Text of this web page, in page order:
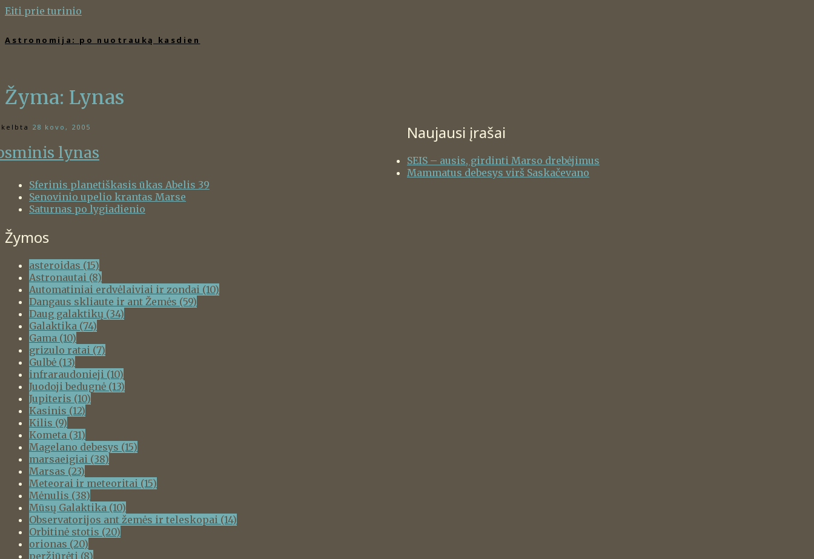
Eiti prie turinio
Astronomija: po nuotrauką kasdien
Žyma: Lynas
28 kovo, 2005
lynas
Naujausi įrašai
SEIS – ausis, girdinti Marso drebėjimus
Mammatus debesys virš Saskačevano
Sferinis planetiškasis ūkas Abelis 39
Senovinio upelio krantas Marse
Saturnas po lygiadienio
Žymos
asteroidas (15)
Astronautai (8)
Automatiniai erdvėlaiviai ir zondai (10)
Dangaus skliaute ir ant Žemės (59)
Daug galaktikų (34)
Galaktika (74)
Gama (10)
grizulo ratai (7)
Gulbė (13)
infraraudonieji (10)
Juodoji bedugnė (13)
Jupiteris (10)
Kasinis (12)
Kilis (9)
Kometa (31)
Magelano debesys (15)
marsaeigiai (38)
Marsas (23)
Meteorai ir meteoritai (15)
Mėnulis (38)
Mūsų Galaktika (10)
Observatorijos ant žemės ir teleskopai (14)
Orbitinė stotis (20)
orionas (20)
peržiūrėti (8)